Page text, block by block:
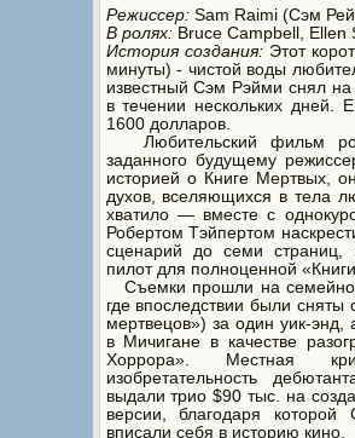
Режиссер:Sam Raimi (Сэм
В ролях:Bruce Campbell, Ellen
История создания:Этот
минуты) - чистой воды
известный Сэм Рэйми снял
в течении нескольких дней.
1600 долларов.
Любительский фильм
заданного будущему
историей о Книге Мертвых,
духов, вселяющихся в тела
хватило — вместе с
Робертом Тэйпертом
сценарий до семи
пилот для полноценной
Съемки прошли на
где впоследствии были
мертвецов») за один уик-энд,
в Мичигане в качестве
Хоррора». Местная
изобретательность
выдали трио $90 тыс. на
версии, благодаря
вписали себя в историю кино.